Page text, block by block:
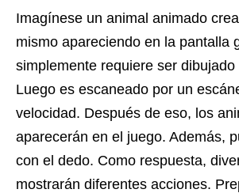
Imagínese un animal animado
mismo apareciendo en la pantalla
simplemente requiere ser dibujado
Luego es escaneado por un
velocidad. Después de eso, los
aparecerán en el juego. Además,
con el dedo. Como respuesta,
mostrarán diferentes acciones.